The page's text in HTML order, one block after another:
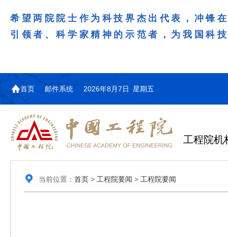
希望两院院士作为科技界杰出代表，冲锋
引领者、科学家精神的示范者，为我国科
首页 邮件系统 2026年8月7日 星期五
工程院机
当前位置： 首页> 工程院要闻 > 工程院要闻